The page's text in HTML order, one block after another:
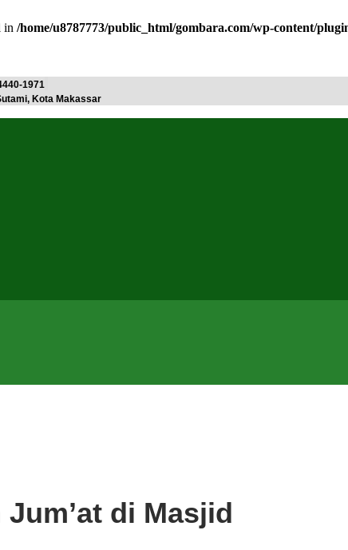
in /home/u8787773/public_html/gombara.com/wp-content/
1971
Kota Makassar
di Masjid